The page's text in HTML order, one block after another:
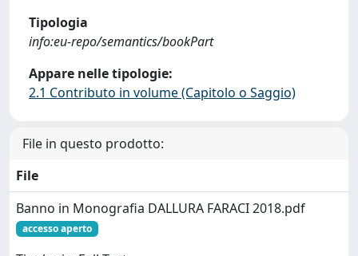
Tipologia
info:eu-repo/semantics/bookPart
Appare nelle tipologie:
2.1 Contributo in volume (Capitolo o Saggio)
File in questo prodotto:
File
Banno in Monografia DALLURA FARACI 2018.pdf
accesso aperto